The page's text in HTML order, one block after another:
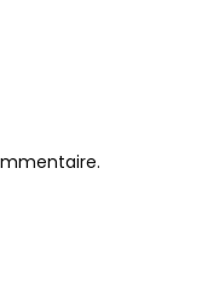
estimez pas… Ce